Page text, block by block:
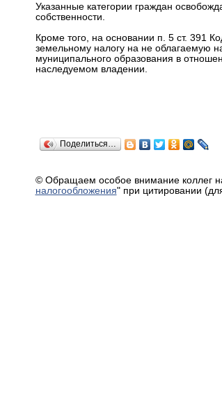
Указанные категории граждан
собственности.
Кроме того, на основании п. 5 ст. 391
земельному налогу на не облагаемую
муниципального образования в
наследуемом владении.
Поделиться…
© Обращаем особое внимание коллег
налогообложения" при цитировании